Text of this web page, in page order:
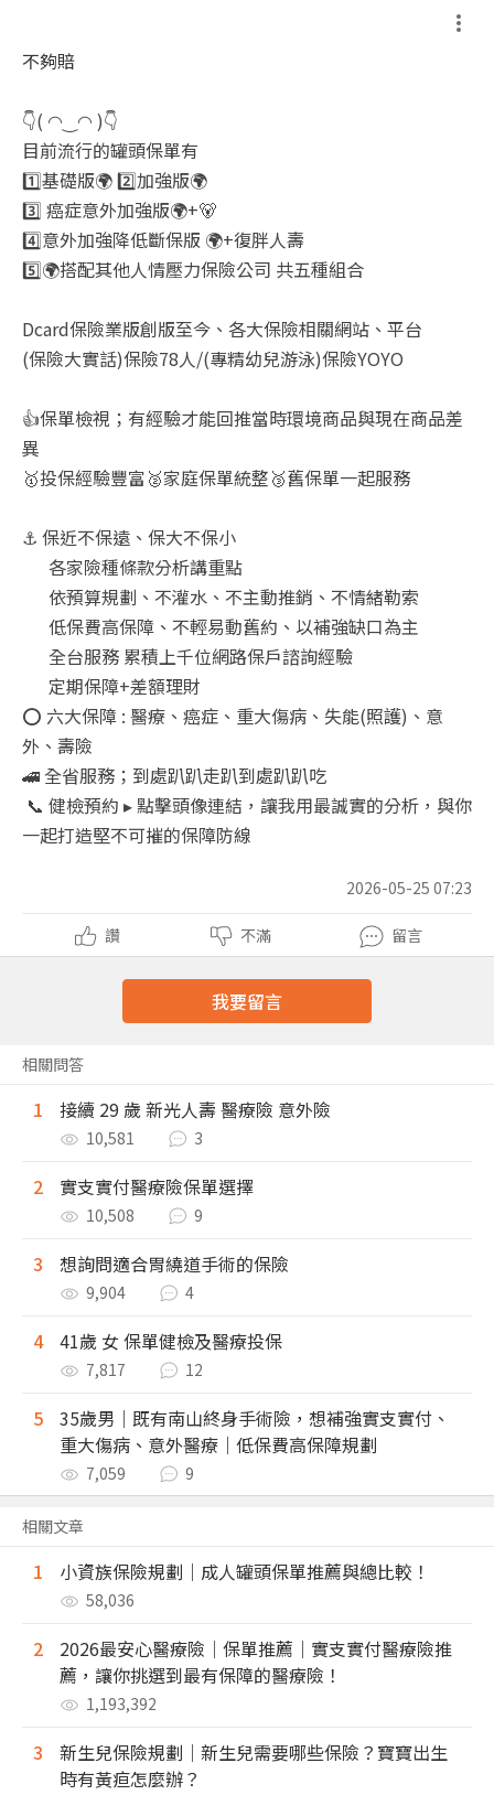
不夠賠
👇( ◠‿◠ )👇
目前流行的罐頭保單有
1️⃣基礎版🌍 2️⃣加強版🌍
3️⃣ 癌症意外加強版🌍+🐻
4️⃣意外加強降低斷保版 🌍+復胖人壽
5️⃣🌍搭配其他人情壓力保險公司 共五種組合
Dcard保險業版創版至今、各大保險相關網站、平台
(保險大實話)保險78人/(專精幼兒游泳)保險YOYO
👍保單檢視；有經驗才能回推當時環境商品與現在商品差
異
🥇投保經驗豐富🥈家庭保單統整🥉舊保單一起服務
⚓ 保近不保遠、保大不保小
各家險種條款分析講重點
依預算規劃、不灌水、不主動推銷、不情緒勒索
低保費高保障、不輕易動舊約、以補強缺口為主
全台服務 累積上千位網路保戶諮詢經驗
定期保障+差額理財
⭕ 六大保障 : 醫療、癌症、重大傷病、失能(照護)、意
外、壽險
🚄 全省服務；到處趴趴走趴到處趴趴吃
📞 健檢預約 ▸ 點擊頭像連結，讓我用最誠實的分析，與你
一起打造堅不可摧的保障防線
2026-05-25 07:23
讚 不滿 留言
我要留言
相關問答
1 接續 29 歲 新光人壽 醫療險 意外險
10,581 3
2 實支實付醫療險保單選擇
10,508 9
3 想詢問適合胃繞道手術的保險
9,904 4
4 41歲 女 保單健檢及醫療投保
7,817 12
5
35歲男｜既有南山終身手術險，想補強實支實付、
重大傷病、意外醫療｜低保費高保障規劃
7,059 9
相關文章
1 小資族保險規劃｜成人罐頭保單推薦與總比較！
58,036
2
2026最安心醫療險｜保單推薦｜實支實付醫療險推
薦，讓你挑選到最有保障的醫療險！
1,193,392
3
新生兒保險規劃｜新生兒需要哪些保險？寶寶出生
時有黃疸怎麼辦？